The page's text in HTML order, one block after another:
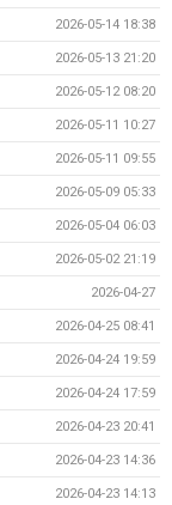
2026-05-14 18:38
2026-05-13 21:20
2026-05-12 08:20
2026-05-11 10:27
2026-05-11 09:55
2026-05-09 05:33
2026-05-04 06:03
2026-05-02 21:19
2026-04-27
2026-04-25 08:41
2026-04-24 19:59
2026-04-24 17:59
2026-04-23 20:41
2026-04-23 14:36
2026-04-23 14:13